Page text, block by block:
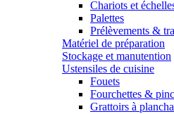
Chariots et
Palettes
Prélèvements &
Matériel de préparation
Stockage et manutention
Ustensiles de cuisine
Fouets
Fourchettes &
Grattoirs à plancha